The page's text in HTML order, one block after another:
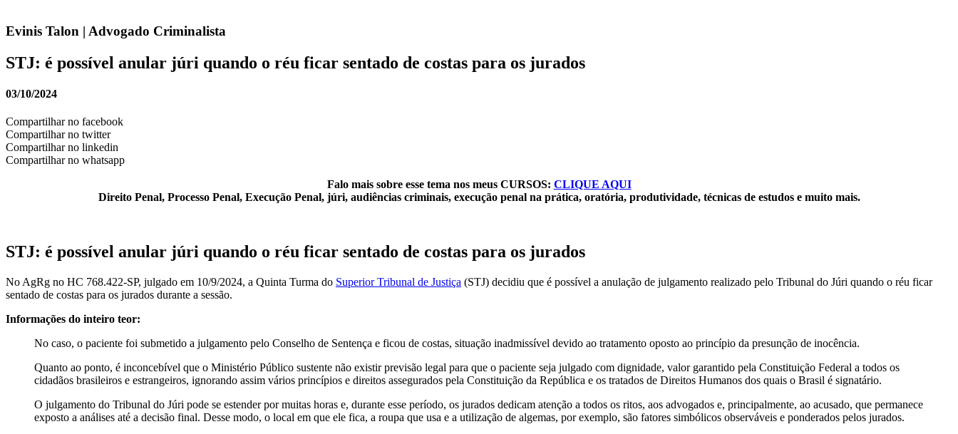
Evinis Talon | Advogado Criminalista
STJ: é possível anular júri quando o réu ficar sentado de costas para os jurados
03/10/2024
Compartilhar no facebook
Compartilhar no twitter
Compartilhar no linkedin
Compartilhar no whatsapp
Falo mais sobre esse tema nos meus CURSOS: CLIQUE AQUI
Direito Penal, Processo Penal, Execução Penal, júri, audiências criminais, execução penal na prática, oratória, produtividade, técnicas de estudos e muito mais.
STJ: é possível anular júri quando o réu ficar sentado de costas para os jurados
No AgRg no HC 768.422-SP, julgado em 10/9/2024, a Quinta Turma do Superior Tribunal de Justiça (STJ) decidiu que é possível a anulação de julgamento realizado pelo Tribunal do Júri quando o réu ficar
sentado de costas para os jurados durante a sessão.
Informações do inteiro teor:
No caso, o paciente foi submetido a julgamento pelo Conselho de Sentença e ficou de costas, situação inadmissível devido ao tratamento oposto ao princípio da presunção de inocência.
Quanto ao ponto, é inconcebível que o Ministério Público sustente não existir previsão legal para que o paciente seja julgado com dignidade, valor garantido pela Constituição Federal a todos os
cidadãos brasileiros e estrangeiros, ignorando assim vários princípios e direitos assegurados pela Constituição da República e os tratados de Direitos Humanos dos quais o Brasil é signatário.
O julgamento do Tribunal do Júri pode se estender por muitas horas e, durante esse período, os jurados dedicam atenção a todos os ritos, aos advogados e, principalmente, ao acusado, que permanece
exposto a análises até a decisão final. Desse modo, o local em que ele fica, a roupa que usa e a utilização de algemas, por exemplo, são fatores simbólicos observáveis e ponderados pelos jurados.